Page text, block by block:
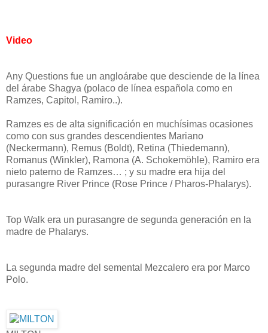
Video
Any Questions fue un angloárabe que desciende de la línea
del árabe Shagya (polaco de línea española como en
Ramzes, Capitol, Ramiro..).
Ramzes es de alta significación en muchísimas ocasiones
como con sus grandes descendientes Mariano
(Neckermann), Remus (Boldt), Retina (Thiedemann),
Romanus (Winkler), Ramona (A. Schokemöhle), Ramiro era
nieto paterno de Ramzes… ; y su madre era hija del
purasangre River Prince (Rose Prince / Pharos-Phalarys).
Top Walk era un purasangre de segunda generación en la
madre de Phalarys.
La segunda madre del semental Mezcalero era por Marco
Polo.